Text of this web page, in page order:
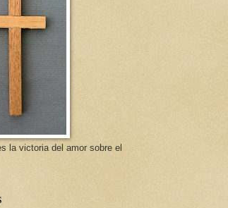
la victoria del amor sobre el